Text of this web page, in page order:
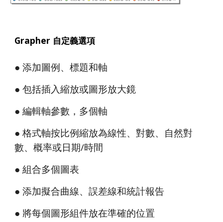
Grapher 自定義選項
● 添加圖例、標題和軸
● 包括插入縮放或圖形放大鏡
● 編輯軸參數，多個軸
● 格式軸按比例縮放為線性、對數、自然對
數、概率或日期/時間
● 組合多個圖表
● 添加擬合曲線、誤差線和統計報告
● 將每個圖形組件放在準確的位置